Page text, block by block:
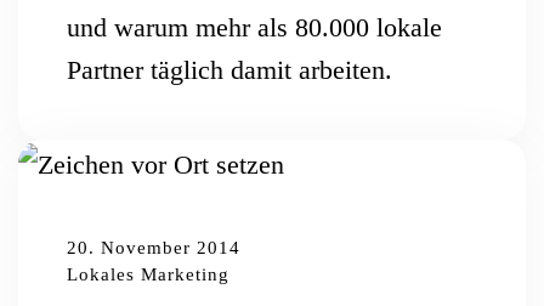
und warum mehr als 80.000 lokale
Partner täglich damit arbeiten.
20. November 2014
Lokales Marketing